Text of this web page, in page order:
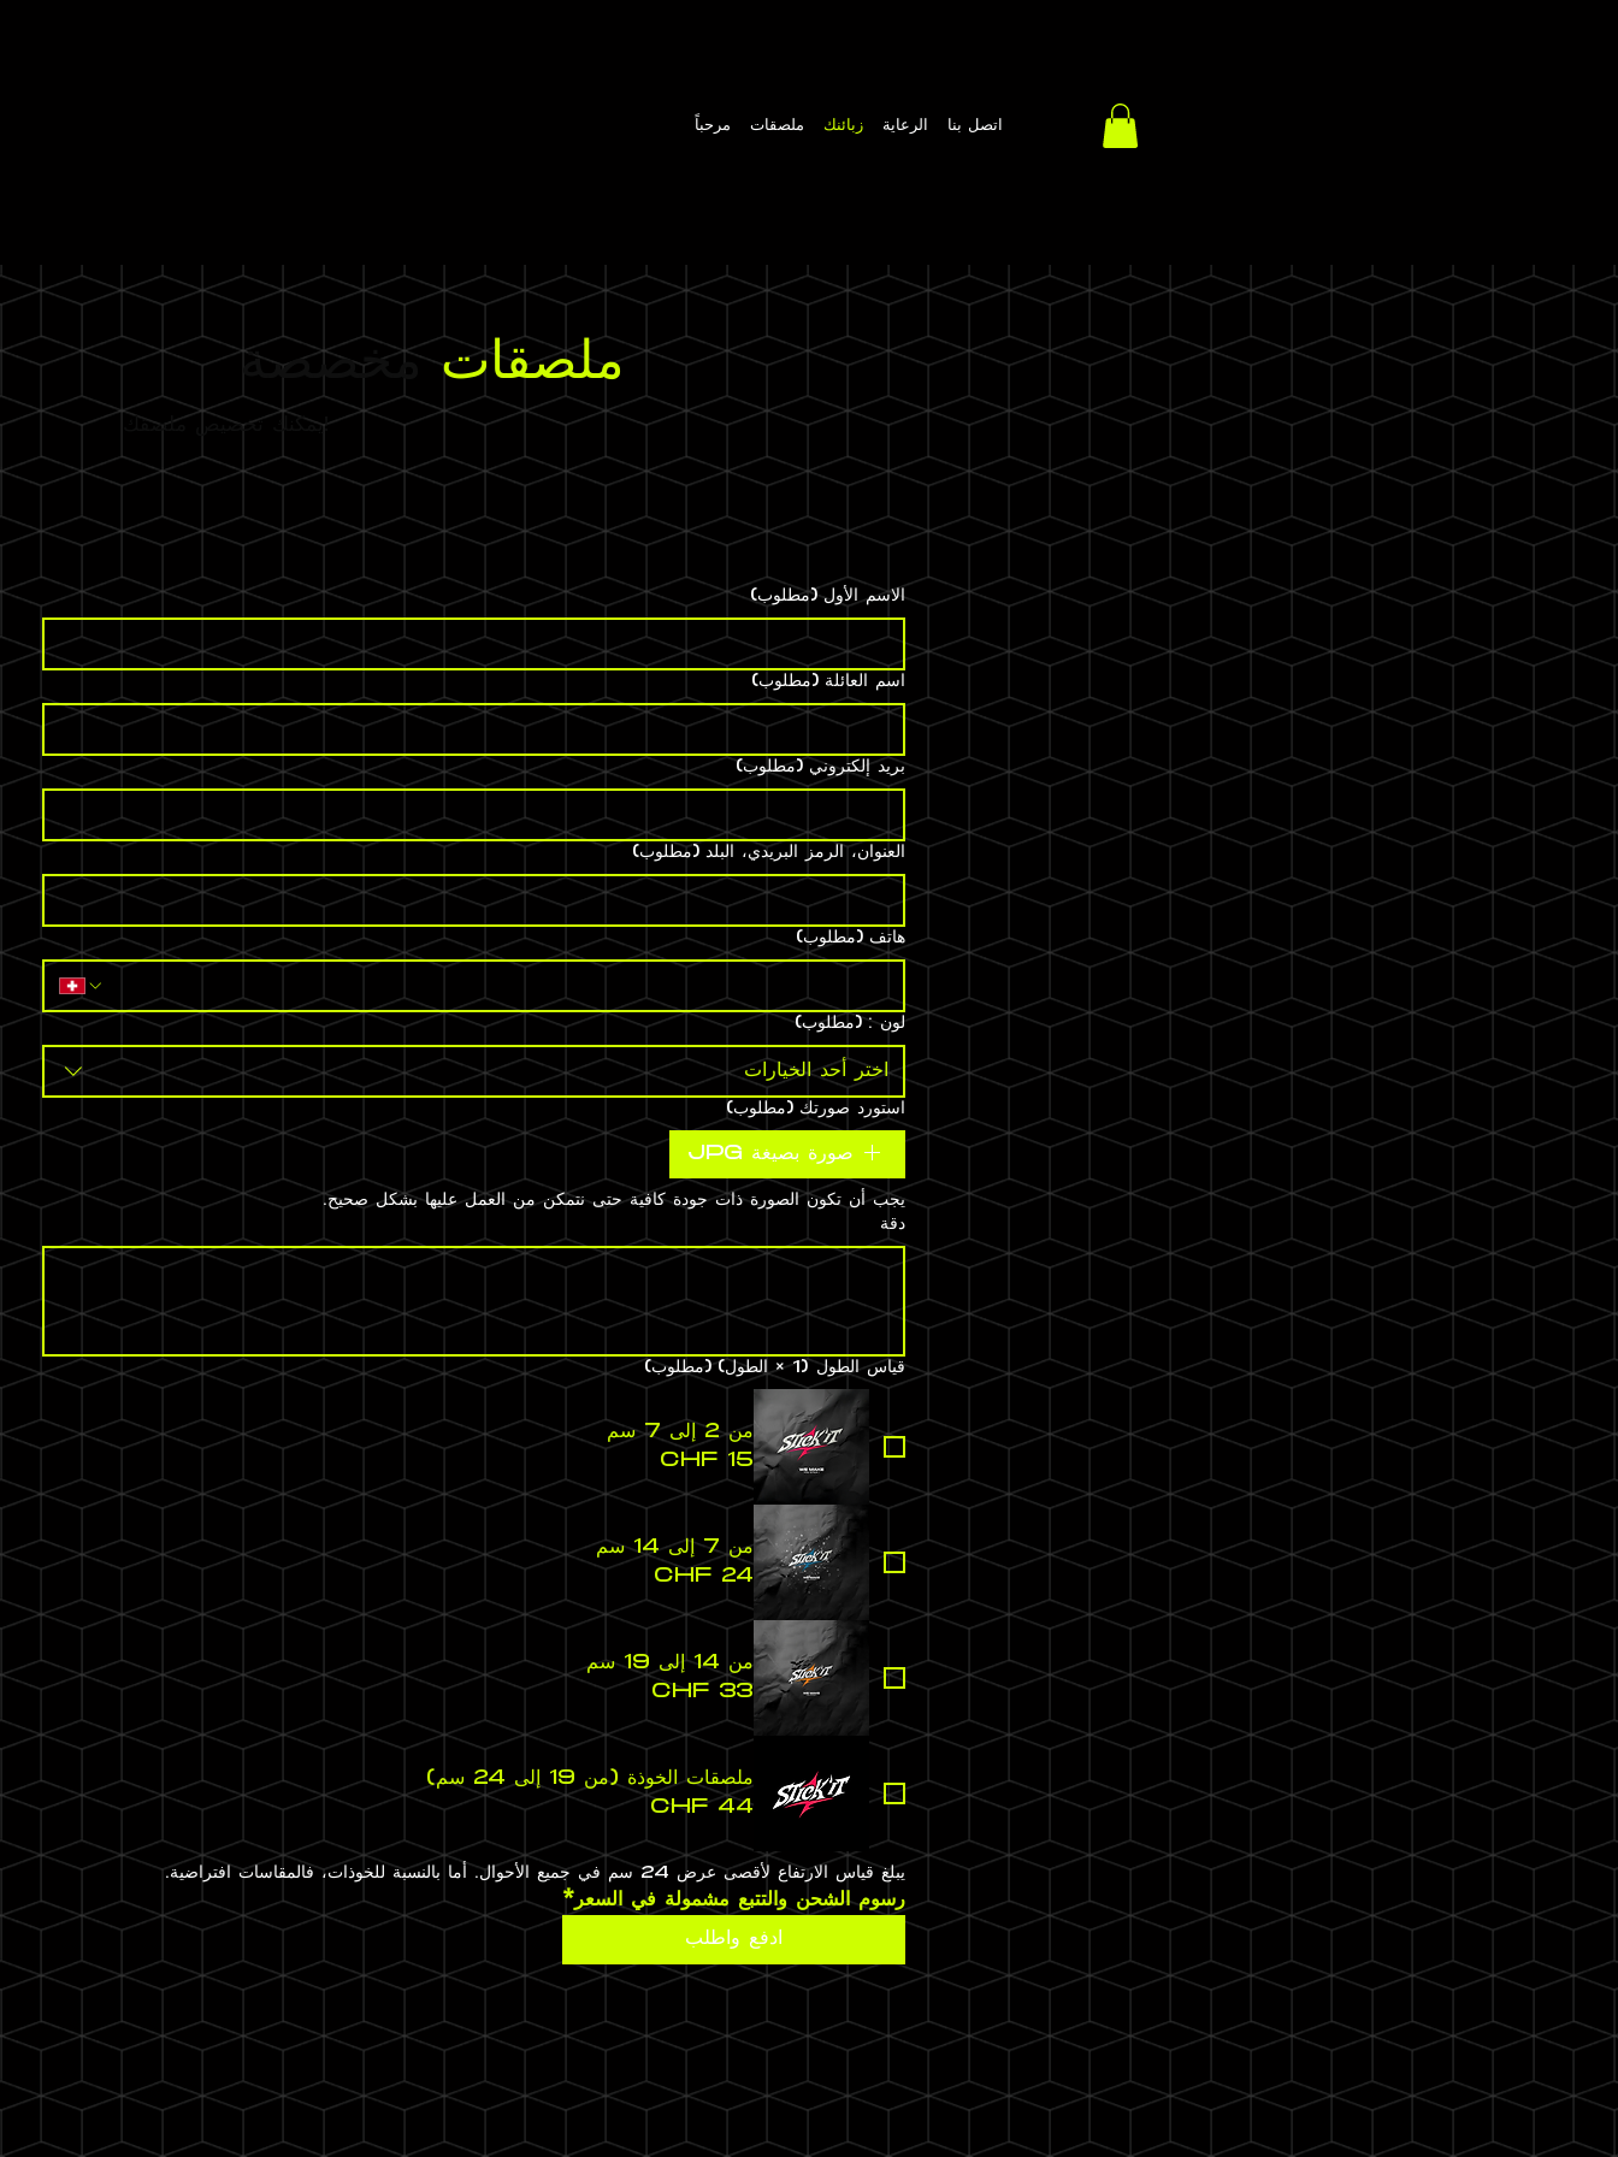
مرحباً ملصقات زبائنك الرعاية اتصل بنا
ملصقاتمخصصة
يمكنك تخصيص ملصقك!
الاسم الأول (مطلوب)
اسم العائلة (مطلوب)
بريد إلكتروني (مطلوب)
العنوان، الرمز البريدي، البلد (مطلوب)
هاتف (مطلوب)
لون : (مطلوب)
اختر أحد الخيارات
استورد صورتك (مطلوب)
صورة بصيغة JPG
يجب أن تكون الصورة ذات جودة كافية حتى نتمكن من العمل عليها بشكل صحيح.
دقة
قياس الطول (1 × الطول) (مطلوب)
من 2 إلى 7 سم
‏15 CHF
من 7 إلى 14 سم
من 14 إلى 19 سم
ملصقات الخوذة (من 19 إلى 24 سم)
يبلغ قياس الارتفاع لأقصى عرض 24 سم في جميع الأحوال. أما بالنسبة للخوذات، فالمقاسات افتراضية.
رسوم الشحن والتتبع مشمولة في السعر*
ادفع واطلب